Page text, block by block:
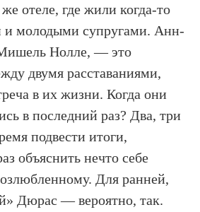
отеле, где жили когда-то
и молодыми супругами. Анн-
Нолле, — это
двумя расставаниями,
в их жизни. Когда они
в последний раз? Два, три
подвести итоги,
объяснить нечто себе
Для ранней,
Дюрас — вероятно, так.